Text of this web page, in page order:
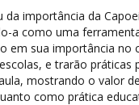
da importância da
a como uma
em sua importância no
e trarão práticas
mostrando o valor
como prática